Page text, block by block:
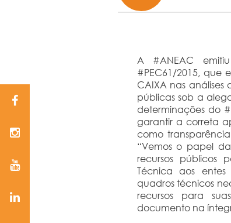
A #ANEAC
#PEC61/2015, que
CAIXA nas análises
públicas sob a
determinações do
garantir a correta
como
“Vemos o papel
recursos públicos
Técnica aos entes
quadros técnicos
recursos para
documento na